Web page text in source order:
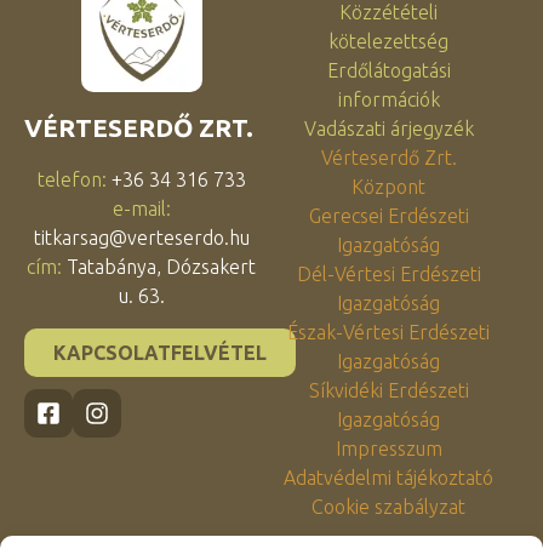
VÉRTESERDŐ ZRT.
telefon: +36 34 316 733
e-mail:
titkarsag@verteserdo.hu
cím: Tatabánya, Dózsakert
u. 63.
KAPCSOLATFELVÉTEL
Közzétételi
kötelezettség
Erdőlátogatási
információk
Vadászati árjegyzék
Vérteserdő Zrt.
Központ
Gerecsei Erdészeti
Igazgatóság
Dél-Vértesi Erdészeti
Igazgatóság
Észak-Vértesi Erdészeti
Igazgatóság
Síkvidéki Erdészeti
Igazgatóság
Impresszum
Adatvédelmi tájékoztató
Cookie szabályzat